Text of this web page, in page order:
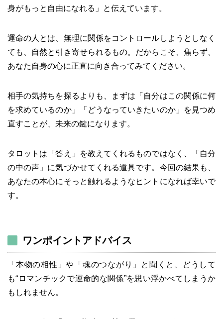
身がもっと自由になれる」と伝えています。
運命の人とは、無理に関係をコントロールしようとしなく
ても、自然と引き寄せられるもの。だからこそ、焦らず、
あなた自身の心に正直に向き合ってみてください。
相手の気持ちを探るよりも、まずは「自分はこの関係に何
を求めているのか」「どうなっていきたいのか」を見つめ
直すことが、未来の鍵になります。
タロットは「答え」を教えてくれるものではなく、「自分
の中の声」に気づかせてくれる道具です。今回の結果も、
あなたの本心にそっと触れるようなヒントになれば幸いで
す。
ワンポイントアドバイス
「本物の相性」や「魂のつながり」と聞くと、どうして
も“ロマンチックで運命的な関係”を思い浮かべてしまうか
もしれません。